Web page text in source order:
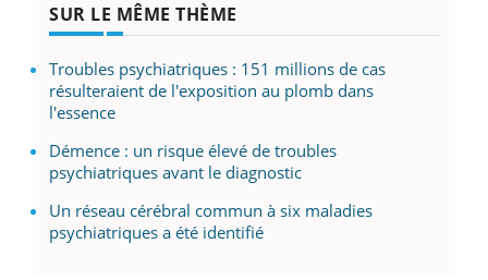
SUR LE MÊME THÈME
Troubles psychiatriques : 151 millions de cas
résulteraient de l'exposition au plomb dans
l'essence
Démence : un risque élevé de troubles
psychiatriques avant le diagnostic
Un réseau cérébral commun à six maladies
psychiatriques a été identifié